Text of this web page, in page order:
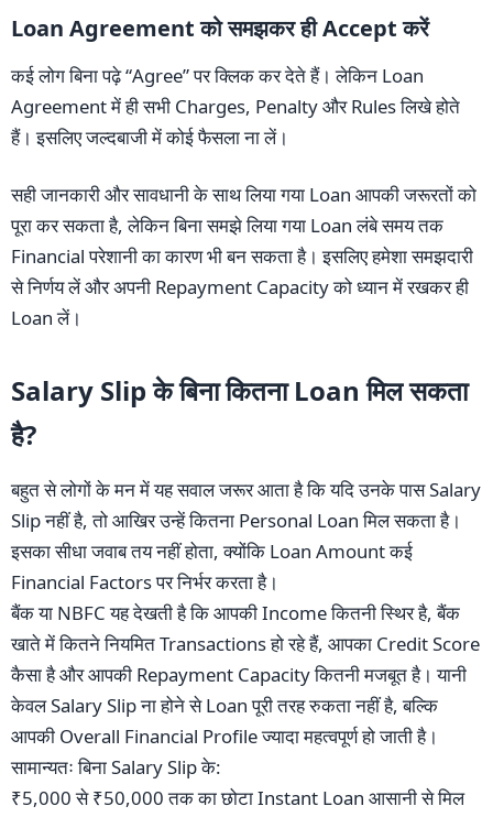
Loan Agreement को समझकर ही Accept करें
कई लोग बिना पढ़े “Agree” पर क्लिक कर देते हैं। लेकिन Loan
Agreement में ही सभी Charges, Penalty और Rules लिखे होते
हैं। इसलिए जल्दबाजी में कोई फैसला ना लें।
सही जानकारी और सावधानी के साथ लिया गया Loan आपकी जरूरतों को
पूरा कर सकता है, लेकिन बिना समझे लिया गया Loan लंबे समय तक
Financial परेशानी का कारण भी बन सकता है। इसलिए हमेशा समझदारी
से निर्णय लें और अपनी Repayment Capacity को ध्यान में रखकर ही
Loan लें।
Salary Slip के बिना कितना Loan मिल सकता
है?
बहुत से लोगों के मन में यह सवाल जरूर आता है कि यदि उनके पास Salary
Slip नहीं है, तो आखिर उन्हें कितना Personal Loan मिल सकता है।
इसका सीधा जवाब तय नहीं होता, क्योंकि Loan Amount कई
Financial Factors पर निर्भर करता है।
बैंक या NBFC यह देखती है कि आपकी Income कितनी स्थिर है, बैंक
खाते में कितने नियमित Transactions हो रहे हैं, आपका Credit Score
कैसा है और आपकी Repayment Capacity कितनी मजबूत है। यानी
केवल Salary Slip ना होने से Loan पूरी तरह रुकता नहीं है, बल्कि
आपकी Overall Financial Profile ज्यादा महत्वपूर्ण हो जाती है।
सामान्यतः बिना Salary Slip के:
₹5,000 से ₹50,000 तक का छोटा Instant Loan आसानी से मिल